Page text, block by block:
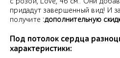
придадут завершенный вид! И
получите :дополнительную
Под потолок сердца
характеристики: